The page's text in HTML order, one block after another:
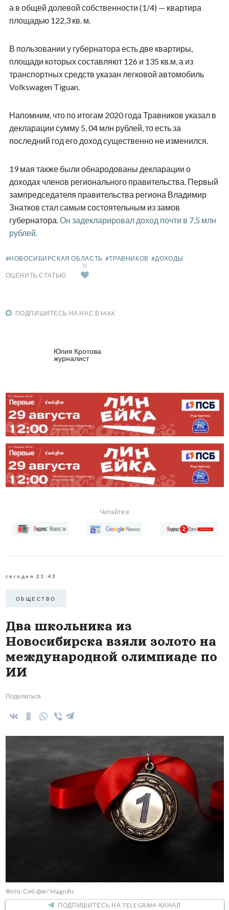
а в общей долевой собственности (1/4) — квартира
площадью 122,3 кв. м.
В пользовании у губернатора есть две квартиры,
площади которых составляют 126 и 135 кв.м, а из
транспортных средств указан легковой автомобиль
Volkswagen Tiguan.
Напомним, что по итогам 2020 года Травников указал в
декларации сумму 5, 04 млн рублей, то есть за
последний год его доход существенно не изменился.
19 мая также были обнародованы декларации о
доходах членов регионального правительства. Первый
зампредседателя правительства региона Владимир
Знатков стал самым состоятельным из замов
губернатора.Он задекларировал доход почти в 7,5 млн
рублей.
#НОВОСИБИРСКАЯ ОБЛАСТЬ #ТРАВНИКОВ #ДОХОДЫ
ОЦЕНИТЬ СТАТЬЮ
0
ПОДПИШИТЕСЬ НА НАС В MAX
Юлия Кротова
журналист
Читайте в
сегодня 21:43
ОБЩЕСТВО
Два школьника из
Новосибирска взяли золото на
международной олимпиаде по
ИИ
Поделиться
Фото: Сиб.фм / Magnific
ПОДПИШИТЕСЬ НА TELEGRAM-КАНАЛ